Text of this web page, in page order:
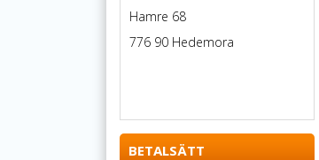
Hamre 68
776 90 Hedemora
BETALSÄTT